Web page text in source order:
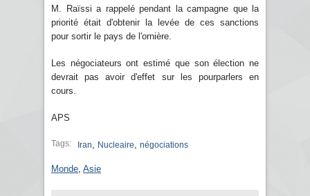
M. Raïssi a rappelé pendant la campagne que la
priorité était d'obtenir la levée de ces sanctions
pour sortir le pays de l'ornière.
Les négociateurs ont estimé que son élection ne
devrait pas avoir d'effet sur les pourparlers en
cours.
APS
Tags: Iran Nucleaire négociations
Monde Asie